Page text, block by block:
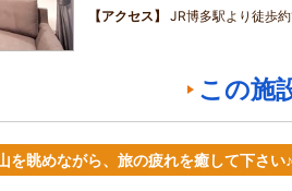
アクセス
JR博多駅より徒歩
この施
を眺めながら、旅の疲れを癒して下さい♪